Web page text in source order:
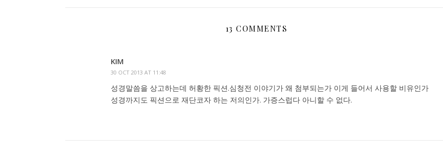
13 COMMENTS
KIM
30 OCT 2013 AT 11:48
성경말씀을 상고하는데 허황한 픽션.심청전 이야기가 왜 첨부되는가 이게 들어서 사용할 비유인가
성경까지도 픽션으로 재단코자 하는 저의인가. 가증스럽다 아니할 수 없다.